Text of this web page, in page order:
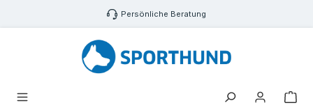
Zum Hauptinhalt springen Persönliche Beratung